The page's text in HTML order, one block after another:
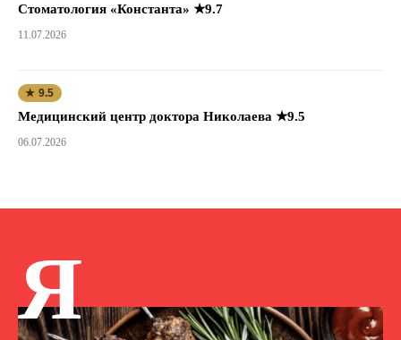
Стоматология «Константа» ★9.7
11.07.2026
★ 9.5
Медицинский центр доктора Николаева ★9.5
06.07.2026
Я